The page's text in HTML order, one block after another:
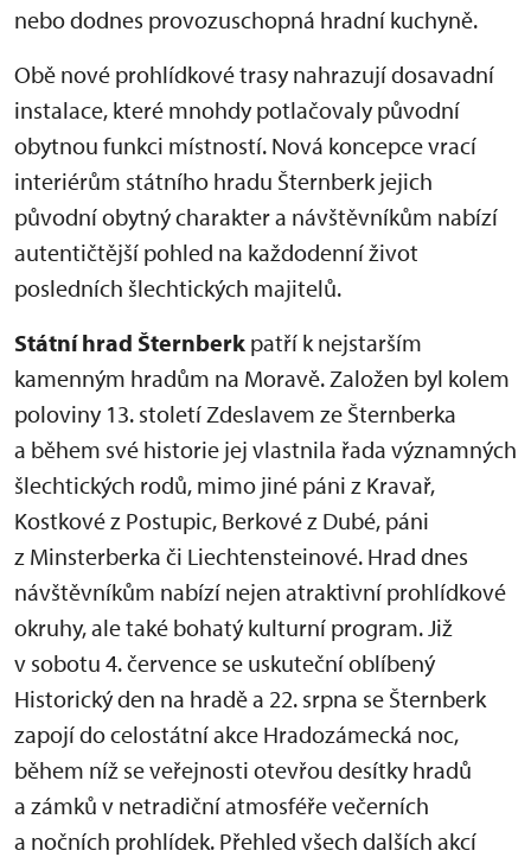
nebo dodnes provozuschopná hradní kuchyně.
Obě nové prohlídkové trasy nahrazují dosavadní
instalace, které mnohdy potlačovaly původní
obytnou funkci místností. Nová koncepce vrací
interiérům státního hradu Šternberk jejich
původní obytný charakter a návštěvníkům nabízí
autentičtější pohled na každodenní život
posledních šlechtických majitelů.
Státní hrad Šternberk patří k nejstarším
kamenným hradům na Moravě. Založen byl kolem
poloviny 13. století Zdeslavem ze Šternberka
a během své historie jej vlastnila řada významných
šlechtických rodů, mimo jiné páni z Kravař,
Kostkové z Postupic, Berkové z Dubé, páni
z Minsterberka či Liechtensteinové. Hrad dnes
návštěvníkům nabízí nejen atraktivní prohlídkové
okruhy, ale také bohatý kulturní program. Již
v sobotu 4. července se uskuteční oblíbený
Historický den na hradě a 22. srpna se Šternberk
zapojí do celostátní akce Hradozámecká noc,
během níž se veřejnosti otevřou desítky hradů
a zámků v netradiční atmosféře večerních
a nočních prohlídek. Přehled všech dalších akcí